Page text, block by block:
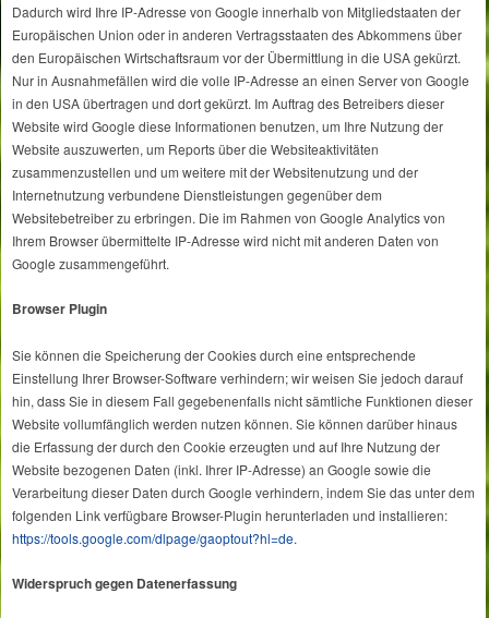
Dadurch wird Ihre IP-Adresse von Google innerhalb von Mitgliedstaaten der
Europäischen Union oder in anderen Vertragsstaaten des Abkommens über
den Europäischen Wirtschaftsraum vor der Übermittlung in die USA gekürzt.
Nur in Ausnahmefällen wird die volle IP-Adresse an einen Server von Google
in den USA übertragen und dort gekürzt. Im Auftrag des Betreibers dieser
Website wird Google diese Informationen benutzen, um Ihre Nutzung der
Website auszuwerten, um Reports über die Websiteaktivitäten
zusammenzustellen und um weitere mit der Websitenutzung und der
Internetnutzung verbundene Dienstleistungen gegenüber dem
Websitebetreiber zu erbringen. Die im Rahmen von Google Analytics von
Ihrem Browser übermittelte IP-Adresse wird nicht mit anderen Daten von
Google zusammengeführt.
Browser Plugin
Sie können die Speicherung der Cookies durch eine entsprechende
Einstellung Ihrer Browser-Software verhindern; wir weisen Sie jedoch darauf
hin, dass Sie in diesem Fall gegebenenfalls nicht sämtliche Funktionen dieser
Website vollumfänglich werden nutzen können. Sie können darüber hinaus
die Erfassung der durch den Cookie erzeugten und auf Ihre Nutzung der
Website bezogenen Daten (inkl. Ihrer IP-Adresse) an Google sowie die
Verarbeitung dieser Daten durch Google verhindern, indem Sie das unter dem
folgenden Link verfügbare Browser-Plugin herunterladen und installieren:
https://tools.google.com/dlpage/gaoptout?hl=de.
Widerspruch gegen Datenerfassung